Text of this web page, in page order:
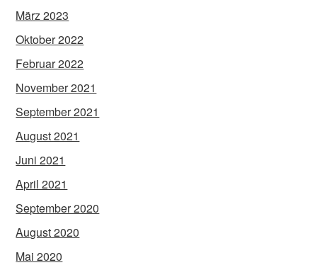
März 2023
Oktober 2022
Februar 2022
November 2021
September 2021
August 2021
Juni 2021
April 2021
September 2020
August 2020
Mai 2020